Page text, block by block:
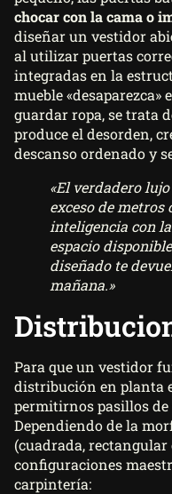
chocar con la cama o
diseñar un vestidor
al utilizar puertas
integradas en la
mueble «desaparezca»
guardar ropa, se trata
produce el desorden,
descanso ordenado y
«El verdadero
exceso de metros
inteligencia con
espacio
diseñado te
mañana.»
Para que un vestidor
distribución en planta
permitirnos pasillos
Dependiendo de la
(cuadrada,
configuraciones
carpintería: